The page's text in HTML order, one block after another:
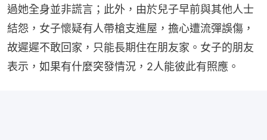
過她全身並非謊言；此外，由於兒子早前與其他人士
結怨，女子懷疑有人帶槍支進屋，擔心遭流彈誤傷，
故遲遲不敢回家，只能長期住在朋友家。女子的朋友
表示，如果有什麼突發情況，2人能彼此有照應。